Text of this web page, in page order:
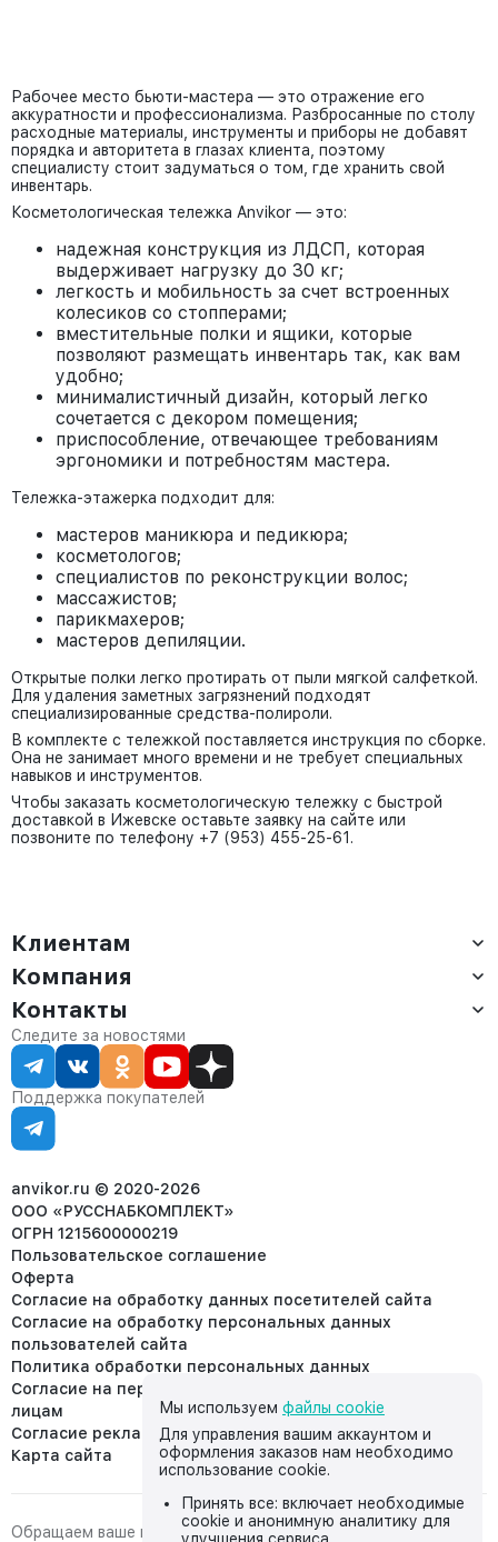
Рабочее место бьюти-мастера — это отражение его
аккуратности и профессионализма. Разбросанные по столу
расходные материалы, инструменты и приборы не добавят
порядка и авторитета в глазах клиента, поэтому
специалисту стоит задуматься о том, где хранить свой
инвентарь.
Косметологическая тележка Anvikor — это:
надежная конструкция из ЛДСП, которая
выдерживает нагрузку до 30 кг;
легкость и мобильность за счет встроенных
колесиков со стопперами;
вместительные полки и ящики, которые
позволяют размещать инвентарь так, как вам
удобно;
минималистичный дизайн, который легко
сочетается с декором помещения;
приспособление, отвечающее требованиям
эргономики и потребностям мастера.
Тележка-этажерка подходит для:
мастеров маникюра и педикюра;
косметологов;
специалистов по реконструкции волос;
массажистов;
парикмахеров;
мастеров депиляции.
Открытые полки легко протирать от пыли мягкой салфеткой.
Для удаления заметных загрязнений подходят
специализированные средства-полироли.
В комплекте с тележкой поставляется инструкция по сборке.
Она не занимает много времени и не требует специальных
навыков и инструментов.
Чтобы заказать косметологическую тележку с быстрой
доставкой в Ижевске оставьте заявку на сайте или
позвоните по телефону +7 (953) 455-25-61.
Клиентам
Доставка
Оплата
Сервис
Статус заказа
Статьи
Компания
О компании
Контакты
Партнёрам
Контакты
Отдел продаж:
8 (800) 234-22-62
corp@anvikor.ru
Ежедневно, с 7:00-19:00 (МСК)
Отдел рекламации:
8 (953) 455-25-61
Следите за новостями
Поддержка покупателей
anvikor.ru © 2020-2026
ООО «РУССНАБКОМПЛЕКТ»
ОГРН 1215600000219
Пользовательское соглашение
Оферта
Согласие на обработку данных посетителей сайта
Согласие на обработку персональных данных
пользователей сайта
Политика обработки персональных данных
Согласие на передачу персональных данных третьим
лицам
Согласие реклама
Карта сайта
Обращаем ваше внимание на то, что данный интернет-сайт,
Мы используем файлы cookie
Для управления вашим аккаунтом и
оформления заказов нам необходимо
использование cookie.
Принять все: включает необходимые
cookie и анонимную аналитику для